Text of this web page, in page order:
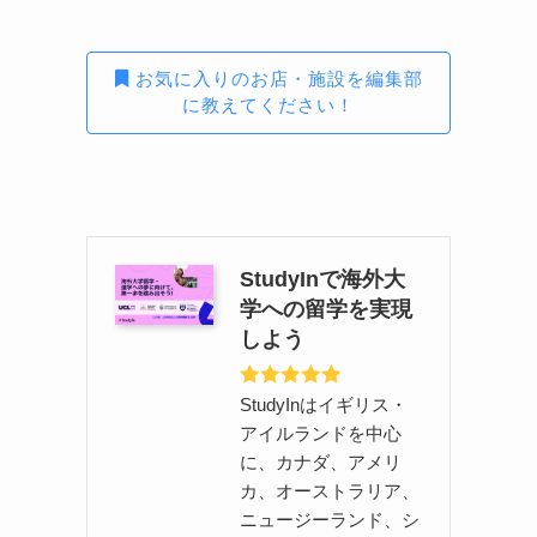
お気に入りのお店・施設を編集部
に教えてください！
StudyInで海外大
学への留学を実現
しよう
StudyInはイギリス・
アイルランドを中心
に、カナダ、アメリ
カ、オーストラリア、
ニュージーランド、シ